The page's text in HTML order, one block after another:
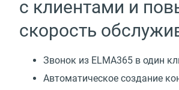
с клиентами и
скорость
Звонок из ELMA365 в один
Автоматическое создание